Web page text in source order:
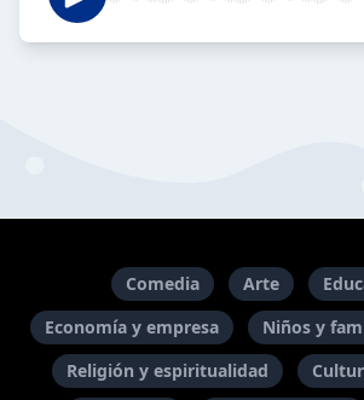
Comedia Arte
Economía y empresa
Niños y
Religión y espiritualidad